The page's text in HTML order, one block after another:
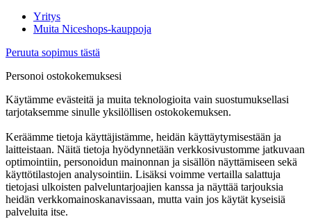
Yritys
Muita Niceshops-kauppoja
Peruuta sopimus tästä
Personoi ostokokemuksesi
Käytämme evästeitä ja muita teknologioita vain suostumuksellasi
tarjotaksemme sinulle yksilöllisen ostokokemuksen.
Keräämme tietoja käyttäjistämme, heidän käyttäytymisestään ja
laitteistaan. Näitä tietoja hyödynnetään verkkosivustomme jatkuvaan
optimointiin, personoidun mainonnan ja sisällön näyttämiseen sekä
käyttötilastojen analysointiin. Lisäksi voimme vertailla salattuja
tietojasi ulkoisten palveluntarjoajien kanssa ja näyttää tarjouksia
heidän verkkomainoskanavissaan, mutta vain jos käytät kyseisiä
palveluita itse.